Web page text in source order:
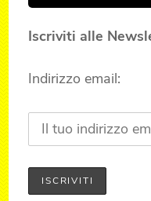
Iscriviti alle
Indirizzo email: